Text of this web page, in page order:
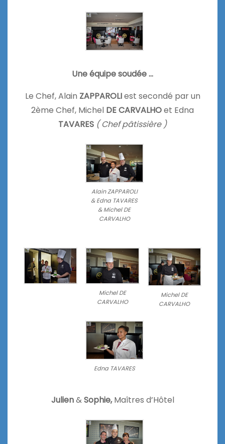
Une équipe soudée …
Le Chef, Alain ZAPPAROLIest secondé par un
2ème Chef, Michel DE CARVALHOet Edna
TAVARES ( Chef pâtissière )
Alain ZAPPAROLI
& Edna TAVARES
& Michel DE
CARVALHO
Michel DE
CARVALHO
Michel DE
CARVALHO
Edna TAVARES
Julien&Sophie,Maîtres d’Hôtel